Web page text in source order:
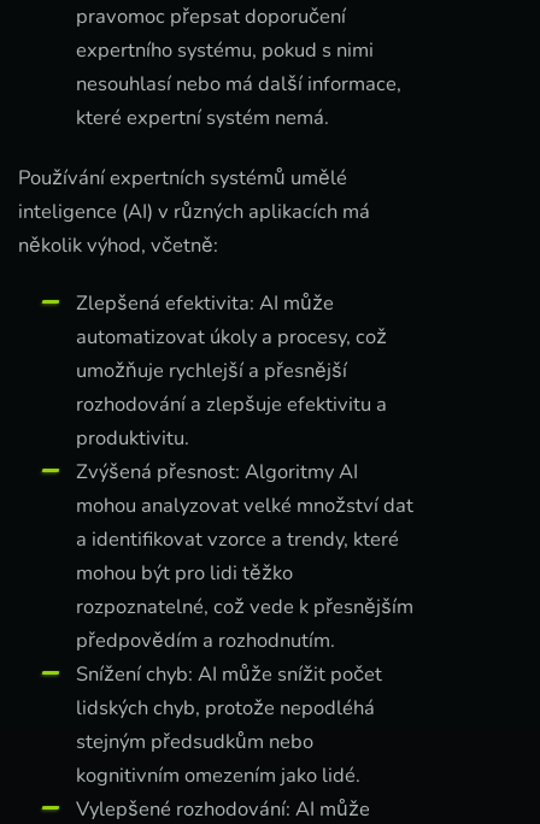
pravomoc přepsat doporučení
expertního systému, pokud s nimi
nesouhlasí nebo má další informace,
které expertní systém nemá.
Používání expertních systémů umělé
inteligence (AI) v různých aplikacích má
několik výhod, včetně:
Zlepšená efektivita: AI může
automatizovat úkoly a procesy, což
umožňuje rychlejší a přesnější
rozhodování a zlepšuje efektivitu a
produktivitu.
Zvýšená přesnost: Algoritmy AI
mohou analyzovat velké množství dat
a identifikovat vzorce a trendy, které
mohou být pro lidi těžko
rozpoznatelné, což vede k přesnějším
předpovědím a rozhodnutím.
Snížení chyb: AI může snížit počet
lidských chyb, protože nepodléhá
stejným předsudkům nebo
kognitivním omezením jako lidé.
Vylepšené rozhodování: AI může